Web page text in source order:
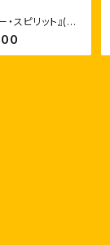
・スピリット』(ホ
ク） アーティス
ケル・コリア